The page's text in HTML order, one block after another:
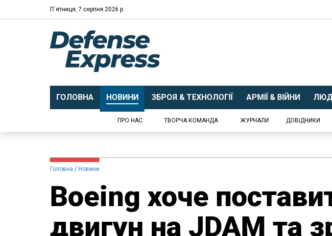
П`ятниця, 7 серпня 2026 р.
ГОЛОВНА НОВИНИ ЗБРОЯ & ТЕХНОЛОГІЇ АРМІЇ & ВІЙНИ
ПРО НАС ТВОРЧА КОМАНДА ЖУРНАЛИ ДОВІДНИКИ
Головна Новини
Boeing хоче
двигун на JDAM та